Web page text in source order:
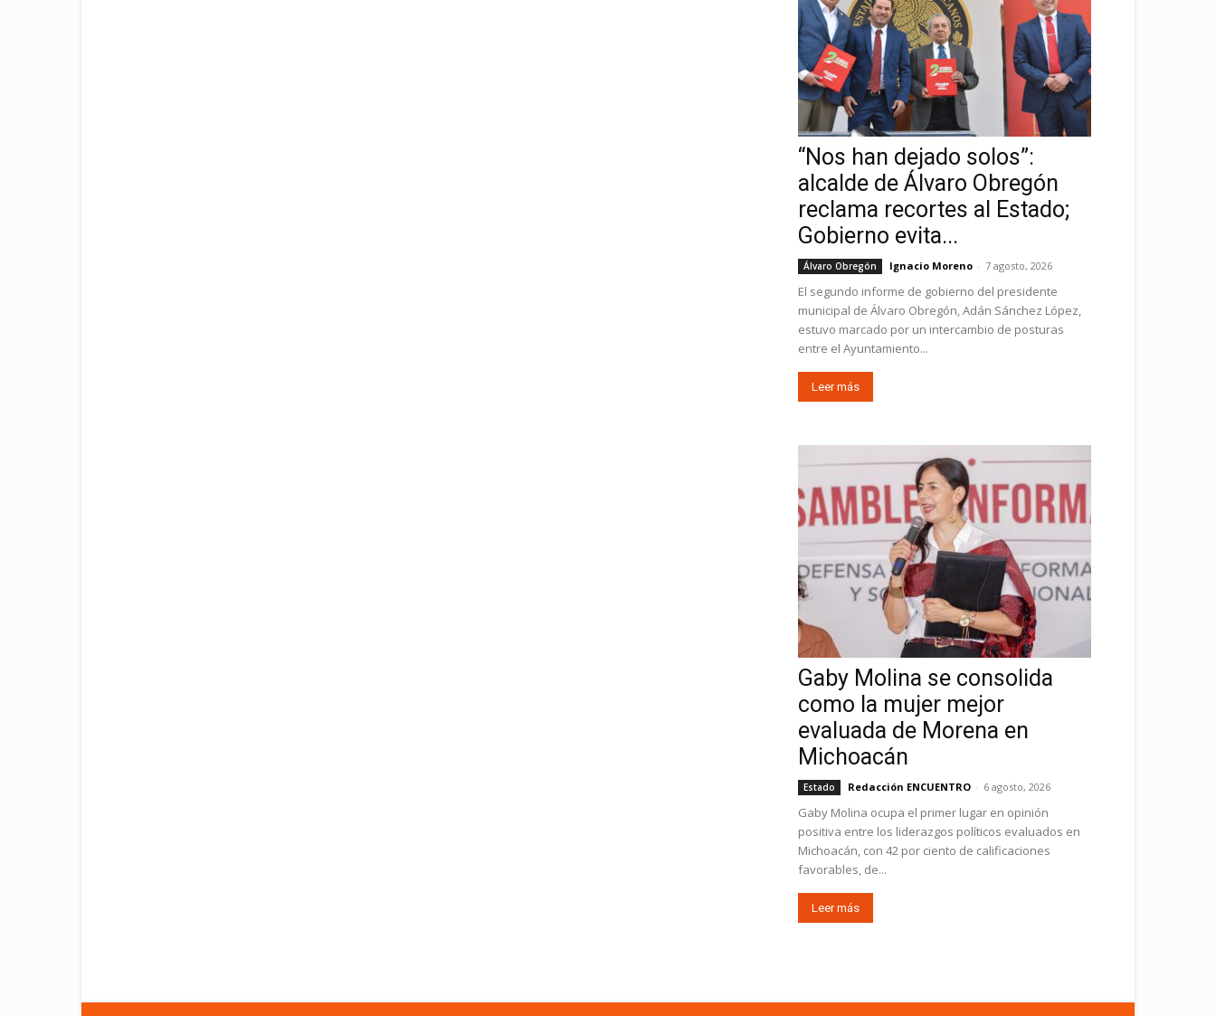
“Nos han dejado solos”:
alcalde de Álvaro Obregón
reclama recortes al Estado;
Gobierno evita...
Álvaro Obregón Ignacio Moreno - 7 agosto, 2026
El segundo informe de gobierno del presidente
municipal de Álvaro Obregón, Adán Sánchez López,
estuvo marcado por un intercambio de posturas
entre el Ayuntamiento...
Leer más
Gaby Molina se consolida
como la mujer mejor
evaluada de Morena en
Michoacán
Estado Redacción ENCUENTRO - 6 agosto, 2026
Gaby Molina ocupa el primer lugar en opinión
positiva entre los liderazgos políticos evaluados en
Michoacán, con 42 por ciento de calificaciones
favorables, de...
Leer más